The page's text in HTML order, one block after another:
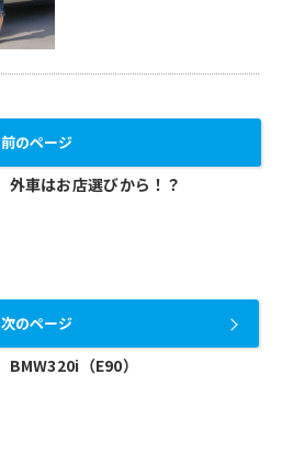
外車はお店選びから！？
前のページ
BMW320i（E90）
次のページ